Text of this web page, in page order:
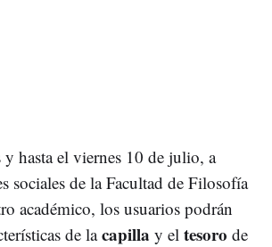
y hasta el viernes 10 de julio, a
sociales de la Facultad de Filosofía
académico, los usuarios podrán
de lacapilla y el tesoro de